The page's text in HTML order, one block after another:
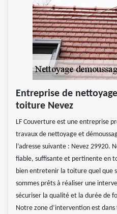
Entreprise de
toiture Nevez
LF Couverture est une entreprise
travaux de nettoyage et
l’adresse suivante : Nevez 29920.
fiable, suffisante et pertinente en
bien entretenir la toiture quel que
sommes prêts à réaliser une
sécuriser la qualité et la durée de
Notre zone d’intervention est